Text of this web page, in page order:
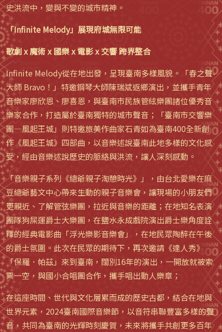
史洪流中，變與不變的城市精神。
「Infinite Melody」展現府城無限可能
歌劇 x 魔術 x 國樂 x 電影 x 交響 跨界整合
Infinite Melody從在地出發，呈現臺南多樣風貌。「春之聲-
大師 Bravo！」特邀鋼琴大師陳瑞斌返鄉演出，並攜手青年
音樂家廖欣恩、廖喜恩，與臺南市民族管絃樂團諸位優秀音
樂家合作，打造屬於臺南獨特的城市聲音；「臺南市交響樂
團—風起王城」則特邀旅美作曲家石青如為臺南400全新創
作《風起王城》四部曲，以音樂述說臺南此地多樣的文化感
受，經由音樂述說歷史的脈絡與洪流，讓人深刻感動。
「音樂親子系列《總爺親子淘憩時光》」，由台北愛樂在麻
豆總爺藝文中心帶來生動的親子音樂會，讓現場的小朋友們
更親近、了解管弦樂團，拉近與音樂的距離；在地知名表演
團隊狗屎運爵士大樂團，在鹽水永成戲院演出爵士樂角度詮
釋的經典電影曲「浮光樂影音樂會」，在地民眾陶醉在午後
的爵士氛圍。此次在民眾的期待下，再次邀請《達人秀》
「保羅．帕茲」來到臺南，闊別16年的演出，一開放就被索
票一空，與國小合唱團合作，攜手唱出動人樂章；
在這座時間、世代與文化層累而成的歷史古都，結合在地與
世界元素，2024臺南國際音樂節，以音符串聯豐富多樣的聲
音，共同為臺南的光輝時刻慶賀，未來將攜手共創更多百年